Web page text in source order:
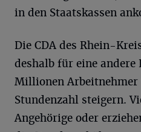
in den Staatskassen
Die CDA des Rhein-
deshalb für eine andere
Millionen
Stundenzahl steigern.
Angehörige oder